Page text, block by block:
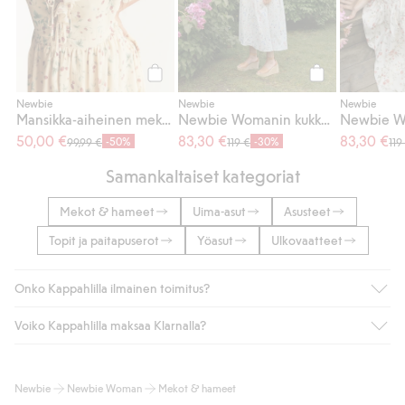
Newbie
50,00 €99,99 € -50%
Osta
Newbie
83,30 €119 € -30%
Newbie
83,30 €
Samankaltaiset kategoriat
Mekot & hameet Uima-asut
Asusteet
Topit ja paitapuserot
Yöasut Ulkovaatteet
Onko Kappahlilla ilmainen toimitus?
Jos olet Kappahl Clubin jäsen, saat aina ilmaisen toimituksen
kotiinkuljetusta). Toimituskulut poistuvat automaattisesti, kun
Voiko Kappahlilla maksaa Klarnalla?
maksutavat, kuten laskun, sekä muita maksuvaihtoehtoja.
Newbie Newbie Woman Mekot & hameet